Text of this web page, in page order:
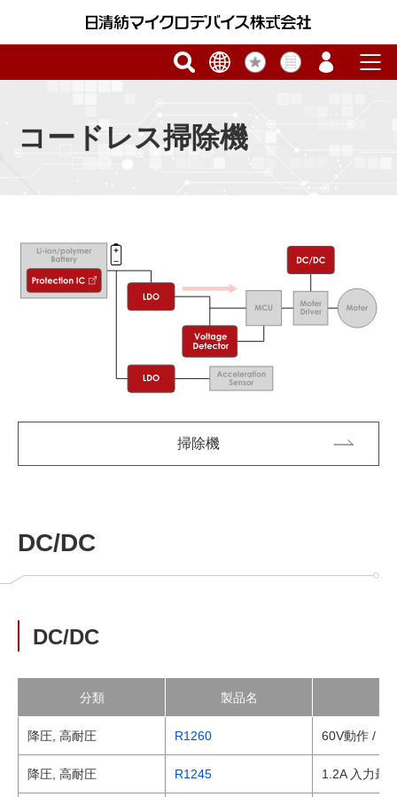
コードレス掃除機
掃除機
DC/DC
DC/DC
分類 製品名
降圧, 高耐圧 R1260 60V動作 /
降圧, 高耐圧 R1245 1.2A 入力最